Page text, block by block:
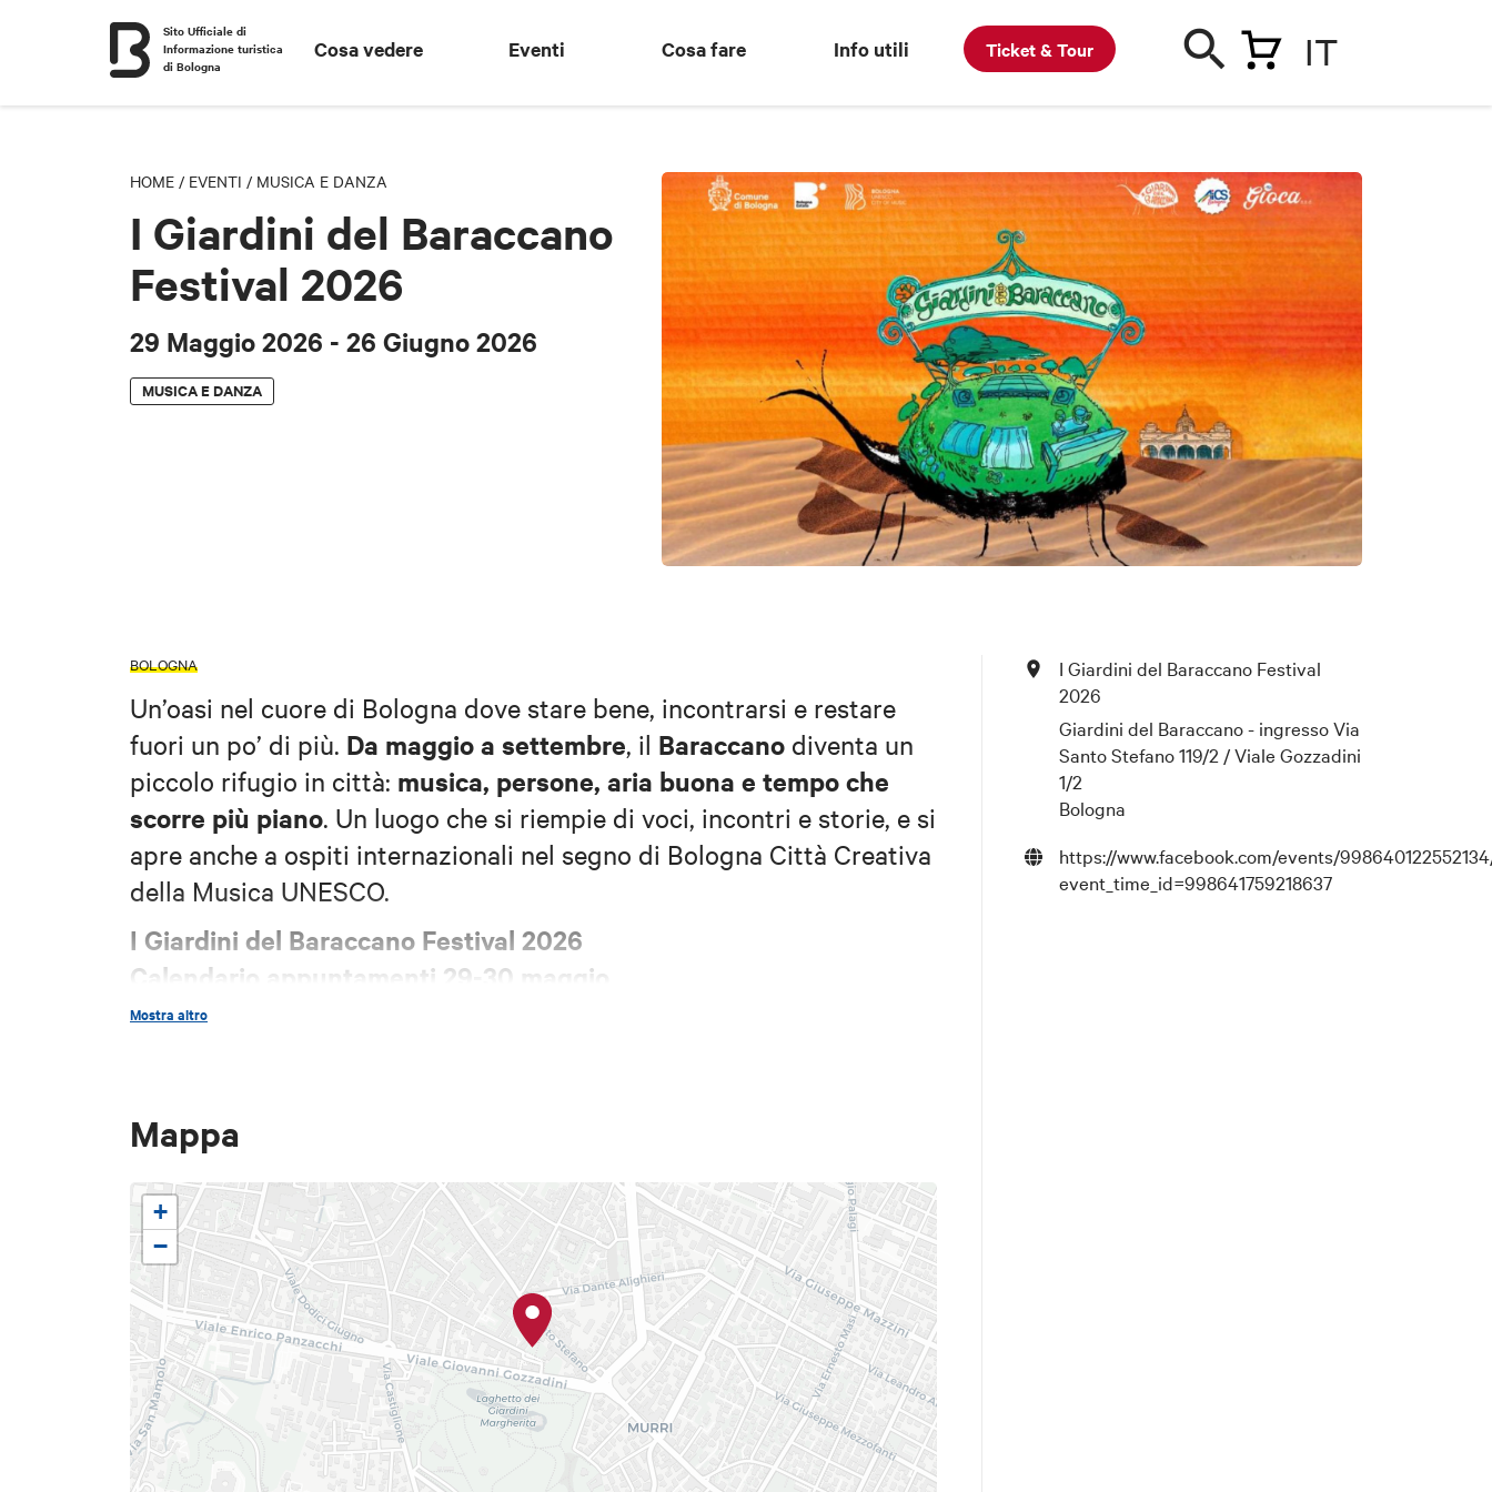
Sito Ufficiale di
Informazione turistica
di Bologna
Cosa vedere Eventi Cosa fare Info utili Ticket & Tour IT
HOME / EVENTI / MUSICA E DANZA
I Giardini del Baraccano
Festival 2026
29 Maggio 2026 - 26 Giugno 2026
MUSICA E DANZA
BOLOGNA
Un’oasi nel cuore di Bologna dove stare bene, incontrarsi e restare
fuori un po’ di più. Da maggio a settembre, il Baraccano diventa un
piccolo rifugio in città: musica, persone, aria buona e tempo che
scorre più piano. Un luogo che si riempie di voci, incontri e storie, e si
apre anche a ospiti internazionali nel segno di Bologna Città Creativa
della Musica UNESCO.
I Giardini del Baraccano Festival 2026
Calendario appuntamenti 29-30 maggio
Venerdì 29 maggio
Ribelle e Studio54
Sabato 30 maggio
BLOOMING AHEAD
Dalle 19: warmup Magone
Ore 21: Bugarnin live set
Ore 22.00-23.30: Deda djset
Con Granata ETS
Calendario appuntamenti giugno
Venerdì 5 giugno
Mostra altro
Mappa
+
−
I Giardini del Baraccano Festival
2026
Giardini del Baraccano - ingresso Via
Santo Stefano 119/2 / Viale Gozzadini
1/2
Bologna
https://www.facebook.com/events/
event_time_id=998641759218637